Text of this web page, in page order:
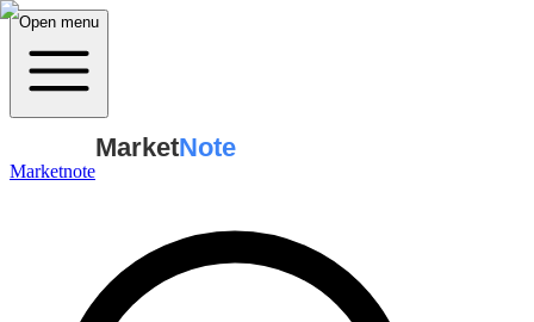
Open menu
Marketnote
MarketNote